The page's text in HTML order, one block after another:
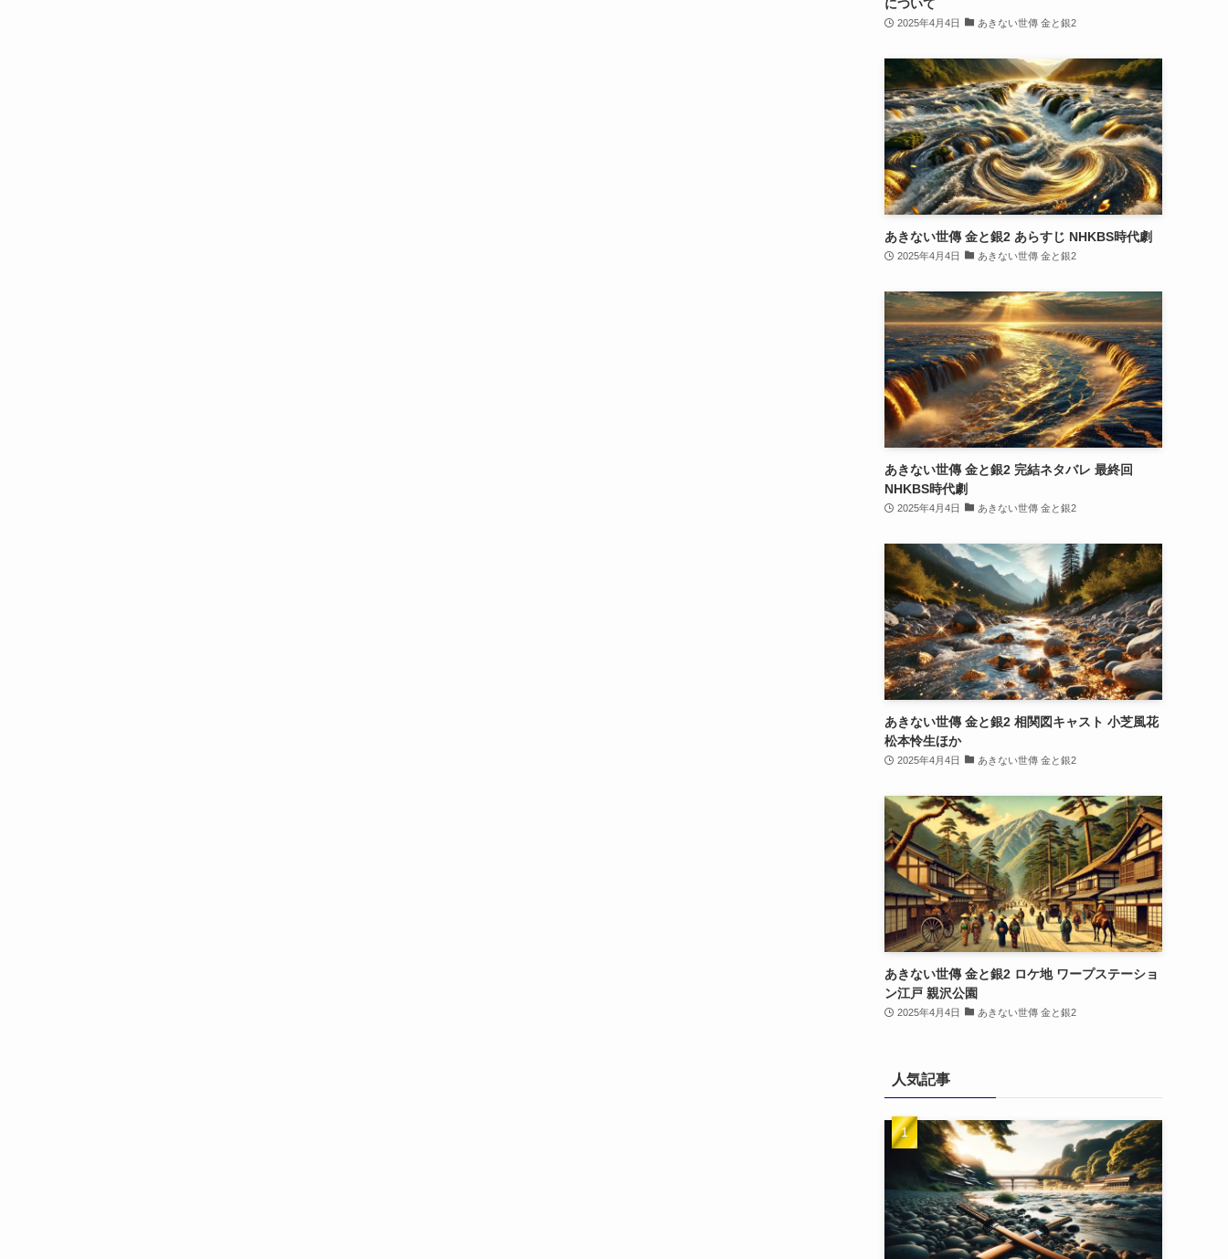
について
2025年4月4日 あきない世傳 金と銀2
あきない世傳 金と銀2 あらすじ NHKBS時代劇
2025年4月4日 あきない世傳 金と銀2
あきない世傳 金と銀2 完結ネタバレ 最終回
NHKBS時代劇
2025年4月4日 あきない世傳 金と銀2
あきない世傳 金と銀2 相関図キャスト 小芝風花
松本怜生ほか
2025年4月4日 あきない世傳 金と銀2
あきない世傳 金と銀2 ロケ地 ワープステーショ
ン江戸 親沢公園
2025年4月4日 あきない世傳 金と銀2
人気記事